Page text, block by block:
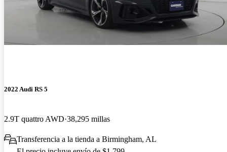
2022 Audi RS 5
2.9T quattro AWD 38,295 millas
Transferencia a la tienda a Birmingham, AL